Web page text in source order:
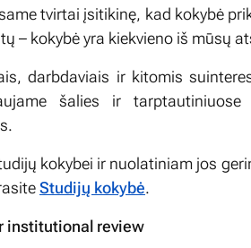
tvirtai įsitikinę, kad kokybė
– kokybė yra kiekvieno iš mūsų
darbdaviais ir kitomis
šalies ir tarptautiniuose
kokybei ir nuolatiniam jos
Studijų kokybė.
institutional review